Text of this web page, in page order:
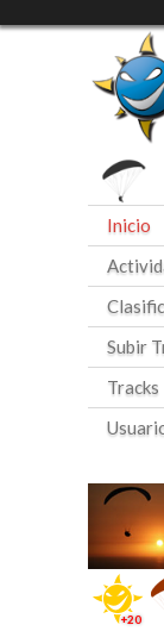
Inicio
Subir
Tracks
+20